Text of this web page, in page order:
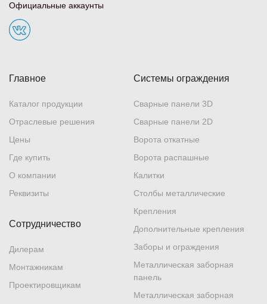
Главное
Каталог продукции
Отраслевые решения
Цены
Где купить
О компании
Реквизиты
Системы ограждения
Сварные панели 3D
Сварные панели 2D
Ворота откатные
Ворота распашные
Калитки
Столбы металлические
Крепления
Дополнительные крепления
Заборы и ограждения
Металлическая заборная
панель
Металлическая заборная
Сотрудничество
Дилерам
Монтажникам
Проектировщикам
Официальные аккаунты